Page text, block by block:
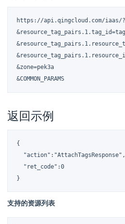
https://api.qingcloud.com/iaas/
&zone=pek3a
&COMMON_PARAMS
返回示例
{
  "action":"AttachTagsResponse",
  "ret_code":0
}
支持的资源列表